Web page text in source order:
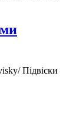
Підвіски